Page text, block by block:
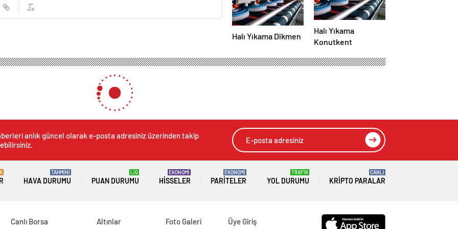
Halı Yıkama Dikmen
Halı Yıkama
Konutkent
anlık güncel olarak e-posta adresiniz üzerinden takip
HAVA DURUMU
TAHMİNİ
PUAN DURUMU
LİG
HISSELER
EKONOMİ
PARITELER
EKONOMİ
YOL DURUMU
TRAFİK
KRIPTO PARALAR
CANLI
Canlı Borsa Altınlar Foto Galeri Üye Giriş